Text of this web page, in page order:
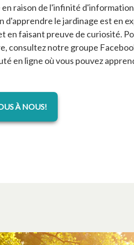
raison de l'infinité
d'apprendre le jardinage est en
en faisant preuve de curiosité.
consultez notre groupe
en ligne où vous pouvez
À NOUS!
s’ouvre dans un nouvel onglet